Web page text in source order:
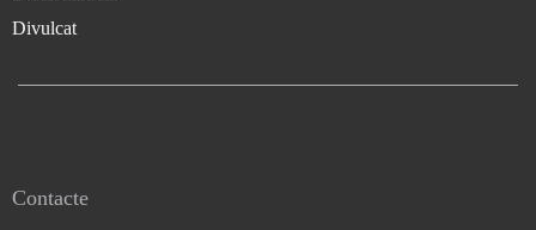
Divulcat
Contacte